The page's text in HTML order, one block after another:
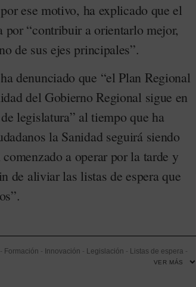
ese motivo, ha explicado que el
por “contribuir a orientarlo mejor,
de sus ejes principales”.
denunciado que “el Plan Regional
del Gobierno Regional sigue en
legislatura” al tiempo que ha
la Sanidad seguirá siendo
a operar por la tarde y
de aliviar las listas de espera que
- Formación - Innovación - Legislación - Listas de espera -
VER MÁS